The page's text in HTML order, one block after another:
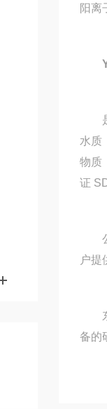
阳离
是
水质
物质
证
公
户提
东
备的